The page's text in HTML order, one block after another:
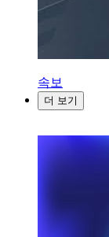
속보
더 보기